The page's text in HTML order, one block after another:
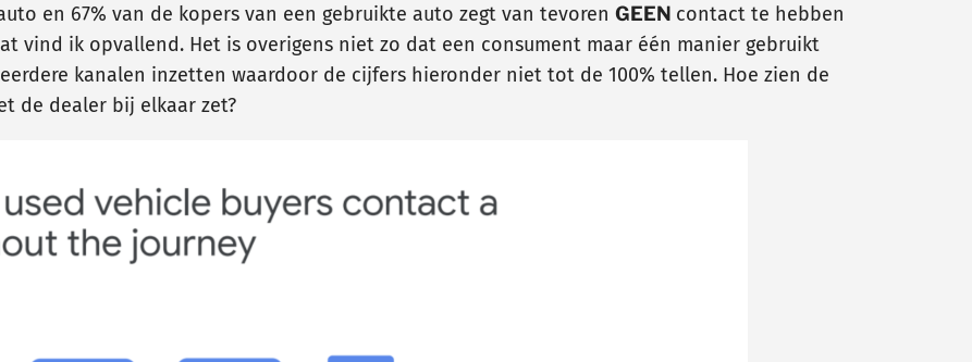
en 67% van de kopers van een gebruikte auto zegt van tevoren GEEN contact te hebben
vind ik opvallend. Het is overigens niet zo dat een consument maar één manier gebruikt
kanalen inzetten waardoor de cijfers hieronder niet tot de 100% tellen. Hoe zien de
de dealer bij elkaar zet?